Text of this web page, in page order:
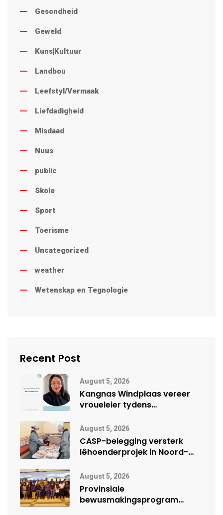
Gesondheid
Geweld
Kuns|Kultuur
Landbou
Leefstyl/Vermaak
Liefdadigheid
Misdaad
Nuus
public
Skole
Sport
Toerisme
Uncategorized
weather
Wetenskap en Tegnologie
Recent Post
August 5, 2026
Kangnas Windplaas vereer
vroueleier tydens
August 5, 2026
CASP-belegging versterk
lêhoenderprojek in Noord-
August 5, 2026
Provinsiale
bewusmakingsprogram